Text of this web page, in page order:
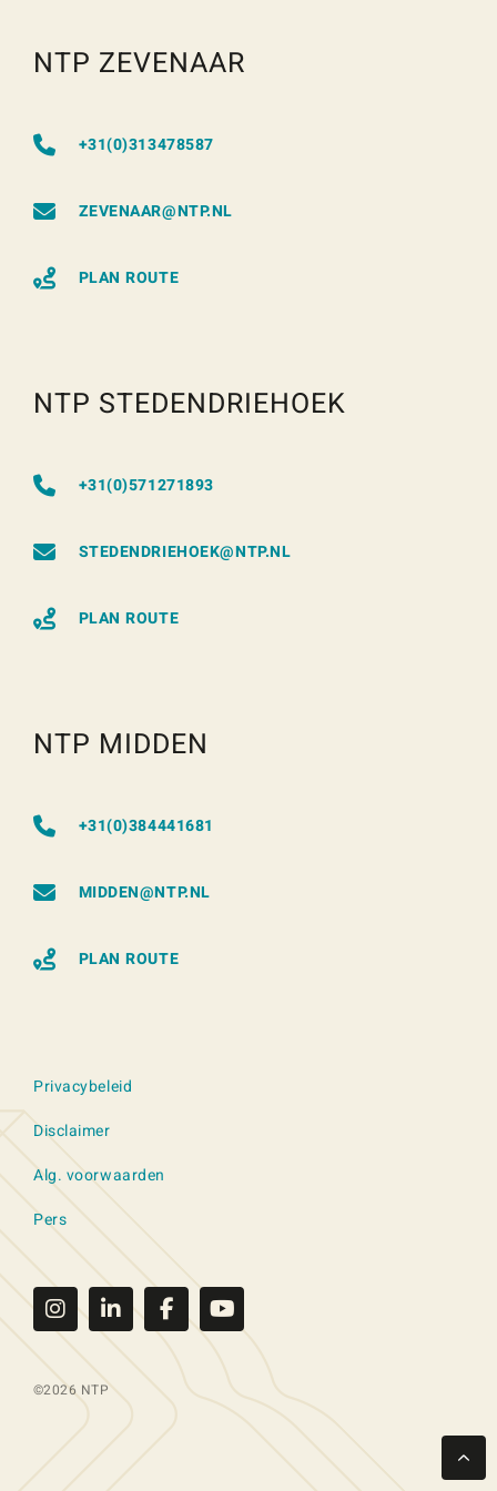
NTP ZEVENAAR
+31(0)313478587
ZEVENAAR@NTP.NL
PLAN ROUTE
NTP STEDENDRIEHOEK
+31(0)571271893
STEDENDRIEHOEK@NTP.NL
PLAN ROUTE
NTP MIDDEN
+31(0)384441681
MIDDEN@NTP.NL
PLAN ROUTE
Privacybeleid
Disclaimer
Alg. voorwaarden
Pers
©2026 NTP